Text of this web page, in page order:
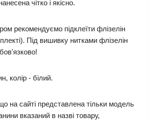
чітко і якісно.
рекомендуємо підклеїти флізелін
Під вишивку нитками флізелін
колір - білий.
на сайті представлена тільки модель
вказаний в назві товару,